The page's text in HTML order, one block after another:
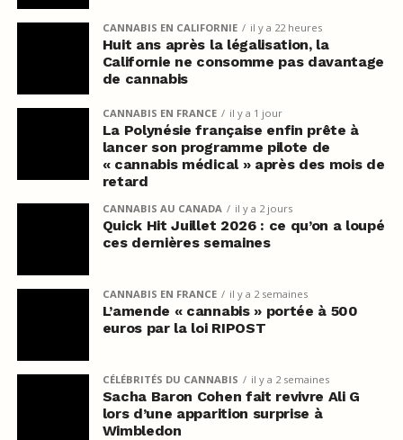
CANNABIS EN CALIFORNIE il y a 22 heures
Huit ans après la légalisation, la
Californie ne consomme pas davantage
de cannabis
CANNABIS EN FRANCE il y a 1 jour
La Polynésie française enfin prête à
lancer son programme pilote de
« cannabis médical » après des mois de
retard
CANNABIS AU CANADA il y a 2 jours
Quick Hit Juillet 2026 : ce qu’on a loupé
ces dernières semaines
CANNABIS EN FRANCE il y a 2 semaines
L’amende « cannabis » portée à 500
euros par la loi RIPOST
CÉLÉBRITÉS DU CANNABIS il y a 2 semaines
Sacha Baron Cohen fait revivre Ali G
lors d’une apparition surprise à
Wimbledon